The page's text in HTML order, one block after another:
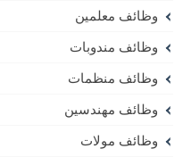
وظائف معلمين
وظائف مندوبات
وظائف منظمات
وظائف مهندسين
وظائف مولات